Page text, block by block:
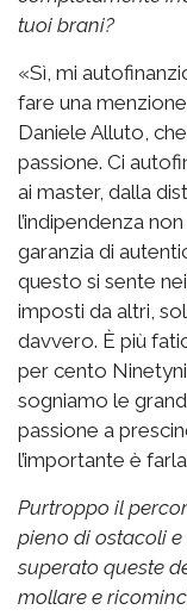
tuoi brani?
«Sì, mi
fare una
Daniele Alluto,
passione. Ci
ai master, dalla
l’indipendenza
garanzia di
questo si sente
imposti da altri,
davvero. È più
per cento
sogniamo le
passione a
l’importante è
Purtroppo il
pieno di ostacoli
superato queste
mollare e